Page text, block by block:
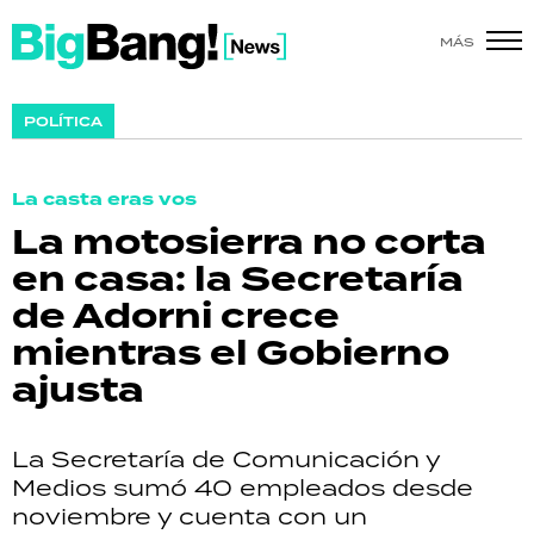
MÁS
POLÍTICA
La casta eras vos
La motosierra no corta
en casa: la Secretaría
de Adorni crece
mientras el Gobierno
ajusta
La Secretaría de Comunicación y
Medios sumó 40 empleados desde
noviembre y cuenta con un
SHOW
ACTUALIDAD
POLICIALES
ECONOMÍA
GRAN HERMANO
SALUD
DEPORTES